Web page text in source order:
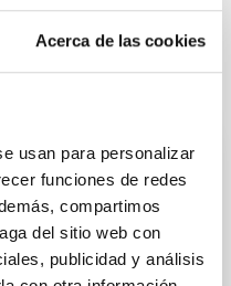
Acerca de las cookies
usan para personalizar
funciones de redes
compartimos
del sitio web con
publicidad y análisis
with Dense
Cloud and